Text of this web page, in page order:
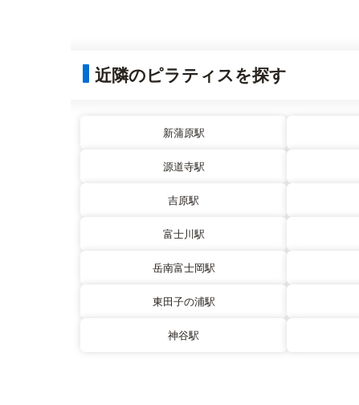
近隣のピラティスを探す
新蒲原駅
源道寺駅
吉原駅
富士川駅
岳南富士岡駅
東田子の浦駅
神谷駅